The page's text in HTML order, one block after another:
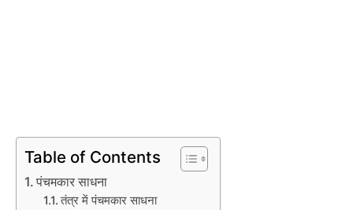
Table of Contents
पंचमकार साधना
तंत्र में पंचमकार साधना